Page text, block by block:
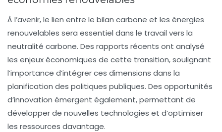
À l’avenir, le lien entre le bilan carbone et les énergies
renouvelables sera essentiel dans le travail vers la
neutralité carbone. Des rapports récents ont analysé
les enjeux économiques de cette transition, soulignant
l’importance d’intégrer ces dimensions dans la
planification des politiques publiques. Des opportunités
d’innovation émergent également, permettant de
développer de nouvelles technologies et d’optimiser
les ressources davantage.